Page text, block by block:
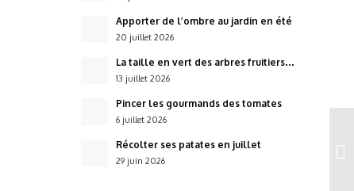
Apporter de l’ombre au jardin en été
20 juillet 2026
La taille en vert des arbres fruitiers…
13 juillet 2026
Pincer les gourmands des tomates
6 juillet 2026
Récolter ses patates en juillet
29 juin 2026